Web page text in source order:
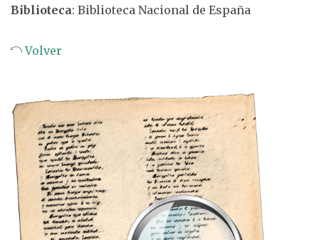
Biblioteca: Biblioteca Nacional de España
Volver